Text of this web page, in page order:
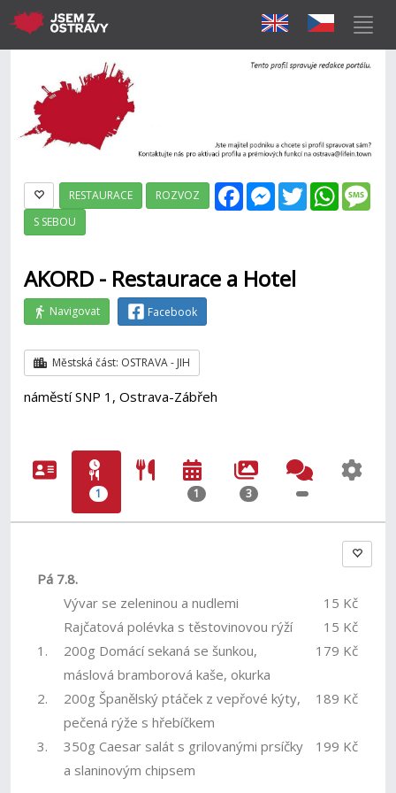
FacebookMessenger
Twitter
RESTAURACE
ROZVOZ
S SEBOU
AKORD - Restaurace a Hotel
Navigovat Facebook
Městská část: OSTRAVA - JIH
náměstí SNP 1, Ostrava-Zábřeh
1 1 3
Pá 7.8.
Vývar se zeleninou a nudlemi
15 Kč
Rajčatová polévka s těstovinovou rýží
15 Kč
1.
200g Domácí sekaná se šunkou,
máslová bramborová kaše, okurka
179 Kč
2.
200g Španělský ptáček z vepřové kýty,
pečená rýže s hřebíčkem
189 Kč
3.
350g Caesar salát s grilovanými prsíčky
a slaninovým chipsem
199 Kč